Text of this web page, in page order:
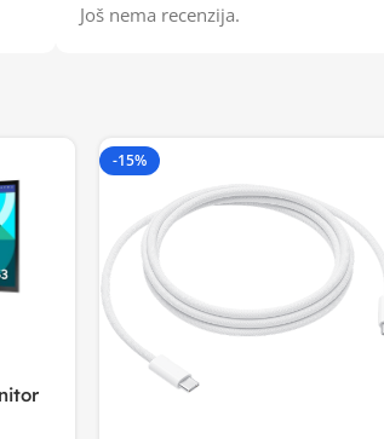
Još nema recenzija.
-15%